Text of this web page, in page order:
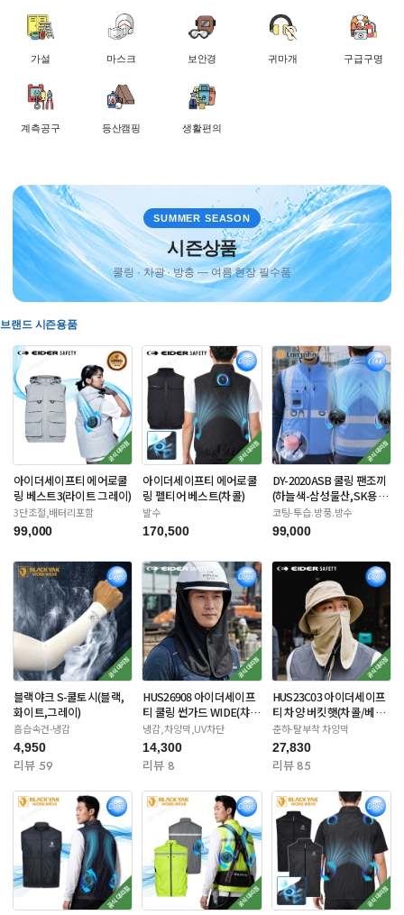
가설 마스크 보안경 귀마개 구급구명
계측공구 등산캠핑 생활편의
SUMMER SEASON
시즌상품
쿨링 · 차광 · 방충 — 여름 현장 필수품
브랜드 시즌용품
아이더세이프티 에어로쿨
링 베스트3(라이트 그레이)
3단조절,배터리포함
99,000
아이더세이프티 에어로쿨
링 펠티어 베스트(차콜)
발수
170,500
DY-2020ASB 쿨링 팬조끼
(하늘색-삼성물산,SK용)
배터리포함
코팅-투습.방풍.방수
99,000
블랙야크 S-쿨토시(블랙,
화이트,그레이)
흡습속건-냉감
4,950
리뷰 59
HUS26908 아이더세이프
티 쿨링 썬가드 WIDE(챠
콜/네이비)
냉감,차양막,UV차단
14,300
리뷰 8
HUS23C03 아이더세이프
티 차양 버킷햇(차콜/베이
지/라이트카키)
춘하-탈부착 차양막
27,830
리뷰 85